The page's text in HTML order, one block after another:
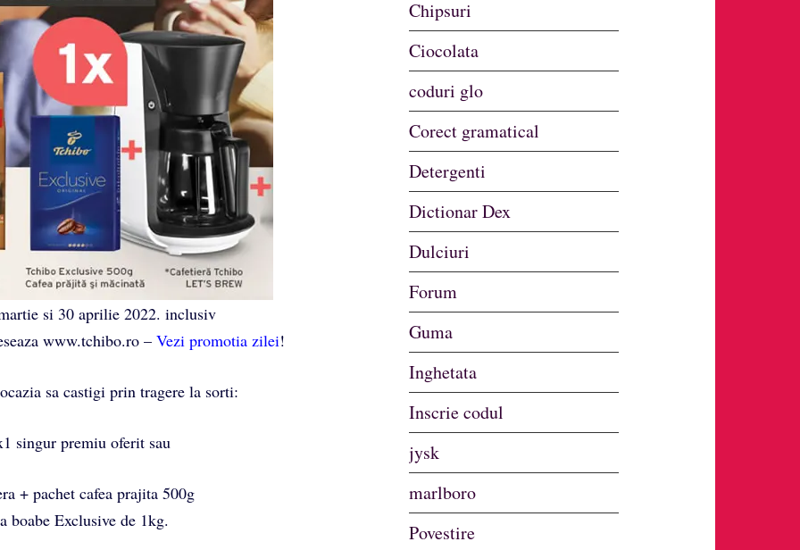
si 30 aprilie 2022. inclusiv
www.tchibo.ro – Vezi promotia zilei!
sa castigi prin tragere la sorti:
singur premiu oferit sau
+ pachet cafea prajita 500g
boabe Exclusive de 1kg.
Chipsuri
Ciocolata
coduri glo
Corect gramatical
Detergenti
Dictionar Dex
Dulciuri
Forum
Guma
Inghetata
Inscrie codul
jysk
marlboro
Povestire